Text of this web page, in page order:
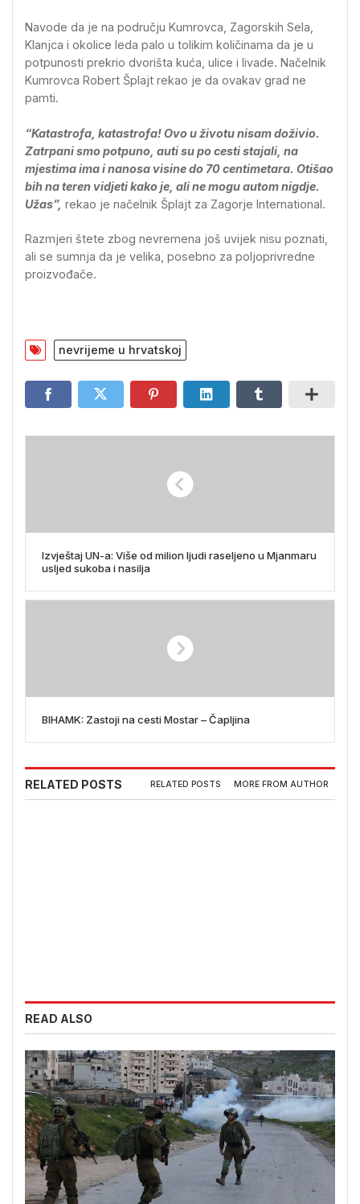
Navode da je na području Kumrovca, Zagorskih Sela,
Klanjca i okolice leda palo u tolikim količinama da je u
potpunosti prekrio dvorišta kuća, ulice i livade. Načelnik
Kumrovca Robert Šplajt rekao je da ovakav grad ne
pamti.
“Katastrofa, katastrofa! Ovo u životu nisam doživio.
Zatrpani smo potpuno, auti su po cesti stajali, na
mjestima ima i nanosa visine do 70 centimetara. Otišao
bih na teren vidjeti kako je, ali ne mogu autom nigdje.
Užas”, rekao je načelnik Šplajt za Zagorje International.
Razmjeri štete zbog nevremena još uvijek nisu poznati,
ali se sumnja da je velika, posebno za poljoprivredne
proizvođače.
nevrijeme u hrvatskoj
Izvještaj UN-a: Više od milion ljudi raseljeno u Mjanmaru
usljed sukoba i nasilja
BIHAMK: Zastoji na cesti Mostar – Čapljina
RELATED POSTS RELATED POSTS MORE FROM AUTHOR
READ ALSO